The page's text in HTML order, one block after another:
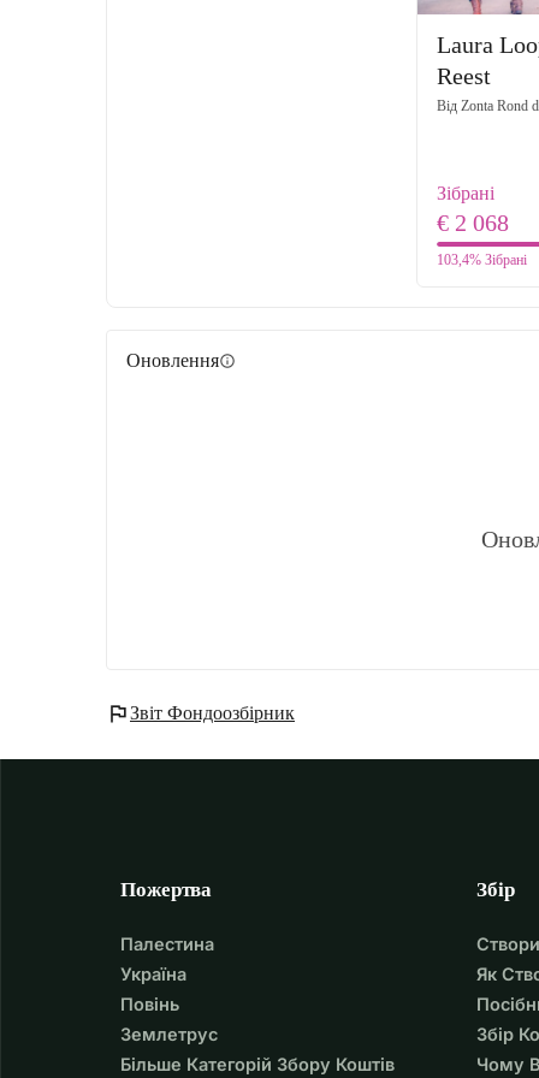
Laura
Reest
Від Zonta Rond
Зібрані
€ 2 068
103,4%Зібрані
Оновленняinfo
flagЗвіт Фондоозбірник
Пожертва
Палестина
Україна
Повінь
Землетрус
Більше Категорій Збору Коштів
Збір
Як
Збір
Чому